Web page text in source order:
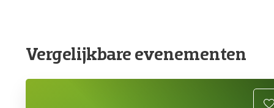
Vergelijkbare evenementen